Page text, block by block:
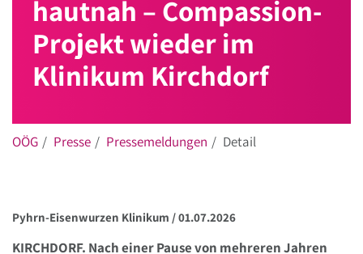
hautnah – Compassion-
Projekt wieder im
Klinikum Kirchdorf
OÖG Presse Pressemeldungen Detail
Pyhrn-Eisenwurzen Klinikum /01.07.2026
KIRCHDORF. Nach einer Pause von mehreren Jahren